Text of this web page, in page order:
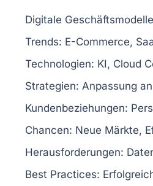
Digitale Geschäftsmodelle
Trends: E-Commerce,
Technologien: KI, Cloud
Strategien: Anpassung
Kundenbeziehungen:
Chancen: Neue Märkte,
Herausforderungen:
Best Practices: